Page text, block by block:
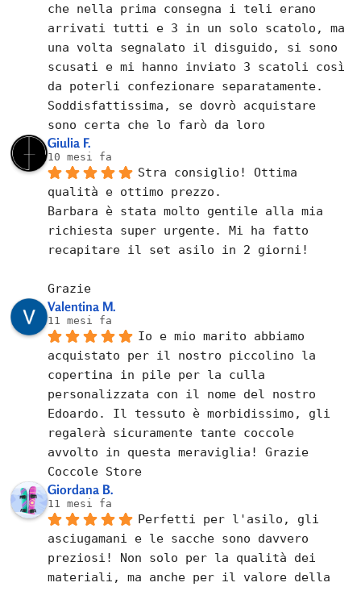
che nella prima consegna i teli erano
arrivati tutti e 3 in un solo scatolo, ma
una volta segnalato il disguido, si sono
scusati e mi hanno inviato 3 scatoli così
da poterli confezionare separatamente.
Soddisfattissima, se dovrò acquistare
sono certa che lo farò da loro
Giulia F.
10 mesi fa
Stra consiglio! Ottima
qualità e ottimo prezzo.
Barbara è stata molto gentile alla mia
richiesta super urgente. Mi ha fatto
recapitare il set asilo in 2 giorni!
Grazie
Valentina M.
11 mesi fa
Io e mio marito abbiamo
acquistato per il nostro piccolino la
copertina in pile per la culla
personalizzata con il nome del nostro
Edoardo. Il tessuto è morbidissimo, gli
regalerà sicuramente tante coccole
avvolto in questa meraviglia! Grazie
Coccole Store
Giordana B.
11 mesi fa
Perfetti per l'asilo, gli
asciugamani e le sacche sono davvero
preziosi! Non solo per la qualità dei
materiali, ma anche per il valore della